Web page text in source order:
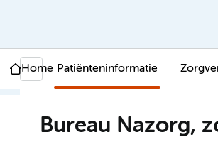
Home Patiënteninformatie
Bureau Nazorg,